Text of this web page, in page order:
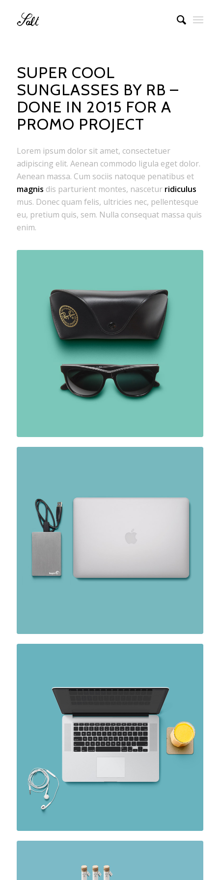
SUPER COOL
SUNGLASSES BY RB –
DONE IN 2015 FOR A
PROMO PROJECT
Lorem ipsum dolor sit amet, consectetuer
adipiscing elit. Aenean commodo ligula eget dolor.
Aenean massa. Cum sociis natoque penatibus et
magnis dis parturient montes, nascetur ridiculus
mus. Donec quam felis, ultricies nec, pellentesque
eu, pretium quis, sem. Nulla consequat massa quis
enim.